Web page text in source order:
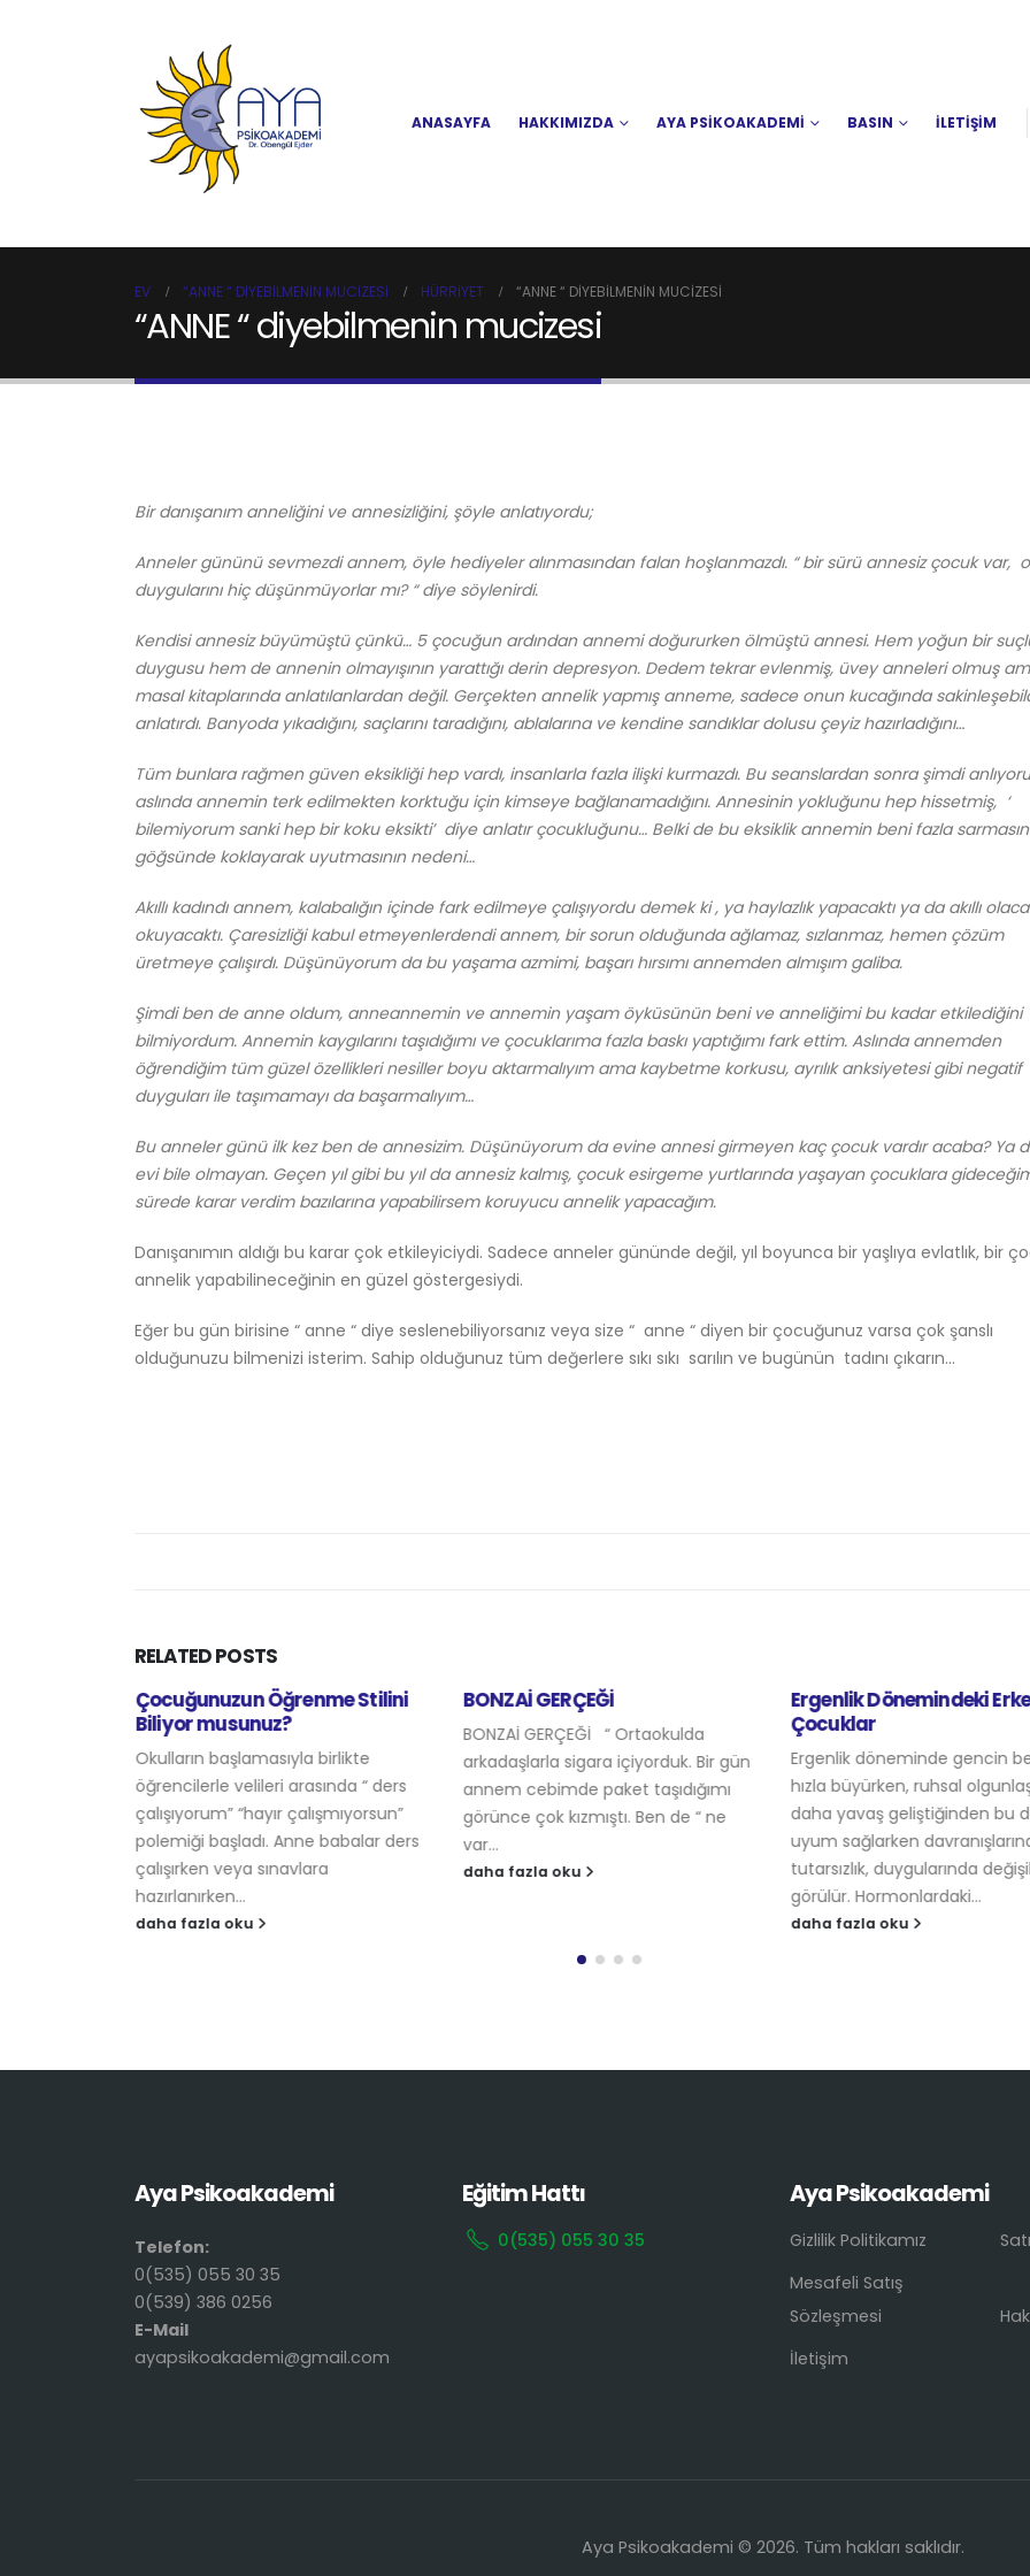
ANASAYFA HAKKIMIZDA AYA PSİKOAKADEMİ BASIN İLETİŞİM
EV “ANNE “ DIYEBILMENIN MUCIZESI HÜRRIYET “ANNE “ DIYEBILMENIN MUCIZESI
“ANNE “ diyebilmenin mucizesi
Bir danışanım anneliğini ve annesizliğini, şöyle anlatıyordu;
Anneler gününü sevmezdi annem, öyle hediyeler alınmasından falan hoşlanmazdı. “ bir sürü annesiz çocuk var,
duygularını hiç düşünmüyorlar mı? “ diye söylenirdi.
Kendisi annesiz büyümüştü çünkü… 5 çocuğun ardından annemi doğururken ölmüştü annesi. Hem yoğun bir
duygusu hem de annenin olmayışının yarattığı derin depresyon. Dedem tekrar evlenmiş, üvey anneleri olmuş
masal kitaplarında anlatılanlardan değil. Gerçekten annelik yapmış anneme, sadece onun kucağında
anlatırdı. Banyoda yıkadığını, saçlarını taradığını, ablalarına ve kendine sandıklar dolusu çeyiz hazırladığını…
Tüm bunlara rağmen güven eksikliği hep vardı, insanlarla fazla ilişki kurmazdı. Bu seanslardan sonra şimdi
aslında annemin terk edilmekten korktuğu için kimseye bağlanamadığını. Annesinin yokluğunu hep hissetmiş, ‘
bilemiyorum sanki hep bir koku eksikti’ diye anlatır çocukluğunu… Belki de bu eksiklik annemin beni fazla
göğsünde koklayarak uyutmasının nedeni…
Akıllı kadındı annem, kalabalığın içinde fark edilmeye çalışıyordu demek ki , ya haylazlık yapacaktı ya da akıllı
okuyacaktı. Çaresizliği kabul etmeyenlerdendi annem, bir sorun olduğunda ağlamaz, sızlanmaz, hemen çözüm
üretmeye çalışırdı. Düşünüyorum da bu yaşama azmimi, başarı hırsımı annemden almışım galiba.
Şimdi ben de anne oldum, anneannemin ve annemin yaşam öyküsünün beni ve anneliğimi bu kadar etkilediğini
bilmiyordum. Annemin kaygılarını taşıdığımı ve çocuklarıma fazla baskı yaptığımı fark ettim. Aslında annemden
öğrendiğim tüm güzel özellikleri nesiller boyu aktarmalıyım ama kaybetme korkusu, ayrılık anksiyetesi gibi negatif
duyguları ile taşımamayı da başarmalıyım…
Bu anneler günü ilk kez ben de annesizim. Düşünüyorum da evine annesi girmeyen kaç çocuk vardır acaba? Ya
evi bile olmayan. Geçen yıl gibi bu yıl da annesiz kalmış, çocuk esirgeme yurtlarında yaşayan çocuklara
sürede karar verdim bazılarına yapabilirsem koruyucu annelik yapacağım.
Danışanımın aldığı bu karar çok etkileyiciydi. Sadece anneler gününde değil, yıl boyunca bir yaşlıya evlatlık, bir
annelik yapabilineceğinin en güzel göstergesiydi.
Eğer bu gün birisine “ anne “ diye seslenebiliyorsanız veya size “ anne “ diyen bir çocuğunuz varsa çok şanslı
olduğunuzu bilmenizi isterim. Sahip olduğunuz tüm değerlere sıkı sıkı sarılın ve bugünün tadını çıkarın…
RELATEDPOSTS
Çocuğunuzun Öğrenme Stilini
Biliyor musunuz?
Okulların başlamasıyla birlikte
öğrencilerle velileri arasında “ ders
çalışıyorum” “hayır çalışmıyorsun”
polemiği başladı. Anne babalar ders
çalışırken veya sınavlara
hazırlanırken...
daha fazla oku
BONZAİ GERÇEĞİ
BONZAİ GERÇEĞİ “ Ortaokulda
arkadaşlarla sigara içiyorduk. Bir gün
annem cebimde paket taşıdığımı
görünce çok kızmıştı. Ben de “ ne
var...
daha fazla oku
Ergenlik Dönemindeki
Çocuklar
Ergenlik döneminde gencin
hızla büyürken, ruhsal
daha yavaş geliştiğinden bu
uyum sağlarken
tutarsızlık, duygularında
görülür. Hormonlardaki...
daha fazla oku
Aya Psikoakademi
Telefon:
0(535) 055 30 35
0(539) 386 0256
E-Mail
ayapsikoakademi@gmail.com
Eğitim Hattı
0(535) 055 30 35
Aya Psikoakademi
Gizlilik Politikamız
Mesafeli Satış
Sözleşmesi
İletişim
Aya Psikoakademi © 2026. Tüm hakları saklıdır.